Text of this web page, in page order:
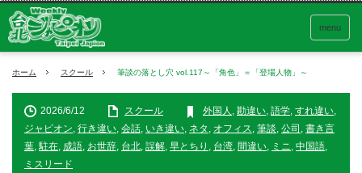
menu
ホーム スクール 筆談の落とし穴 vol.117～「角色」＝「登場人物」～
2026/6/12 スクール 外国人 , 勘違い, 語学, すれ違い,
ジャピオン, 行き違い, 会話, いき違い, ネタ , オフィス, 筆談, 公司 , 書き言
葉,駐在, 成語, お世辞, 台北, 誤解, 早とちり , 台湾, 間違い, ミニ, 中国語,
ミスリード